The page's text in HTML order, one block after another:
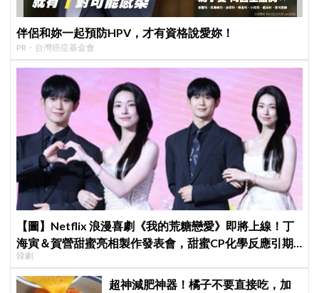
伴侶和妳一起預防HPV，才有資格說愛妳！
PR・台灣癌症基金會
【圖】Netflix 浪漫喜劇《我的荒糖戀愛》即將上線！丁
海寅＆賀營甜蜜亮相製作發表會，甜蜜CP化學反應引期
待
韓劇
超神減肥神器！橘子不要直接吃，加